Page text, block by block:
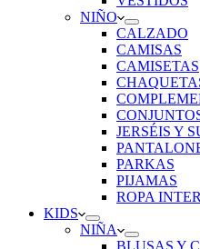
NIÑO
CALZADO
CAMISAS
CAMISETAS
JERSÉIS Y
PARKAS
PIJAMAS
ROPA
KIDS
NIÑA
BLUSAS Y